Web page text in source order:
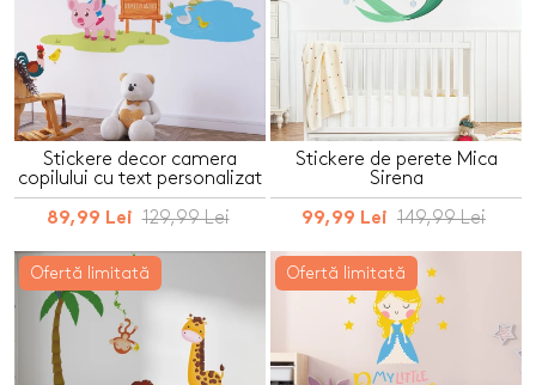
Stickere decor camera
copilului cu text personalizat
89,99 Lei 129,99 Lei
Stickere de perete Mica
Sirena
99,99 Lei 149,99 Lei
Ofertă limitată Ofertă limitată